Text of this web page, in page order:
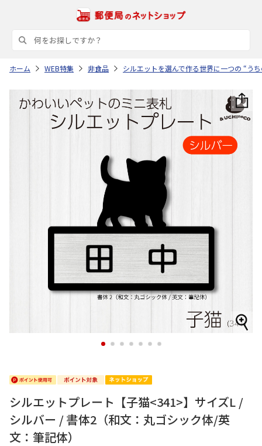
ホーム WEB特集 非食品 シルエットを選んで作る世界に一つの “う
1 2 3 4 5 6 7
シルエットプレート【子猫<341>】サイズL /
シルバー / 書体2（和文：丸ゴシック体/英
文：筆記体）